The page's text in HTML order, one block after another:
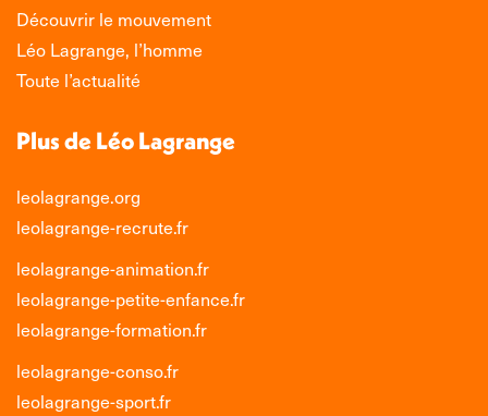
Découvrir le mouvement
Léo Lagrange, l’homme
Toute l’actualité
Plus de Léo Lagrange
leolagrange.org
leolagrange-recrute.fr
leolagrange-animation.fr
leolagrange-petite-enfance.fr
leolagrange-formation.fr
leolagrange-conso.fr
leolagrange-sport.fr